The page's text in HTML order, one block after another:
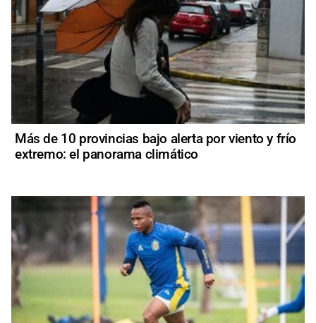
Más de 10 provincias bajo alerta por viento y frío
extremo: el panorama climático